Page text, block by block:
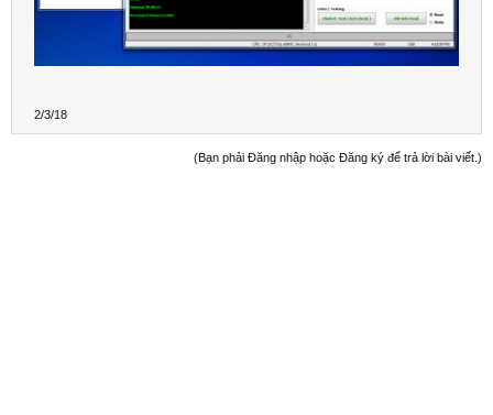
2/3/18
(Bạn phải Đăng nhập hoặc Đăng ký để trả lời bài viết.)